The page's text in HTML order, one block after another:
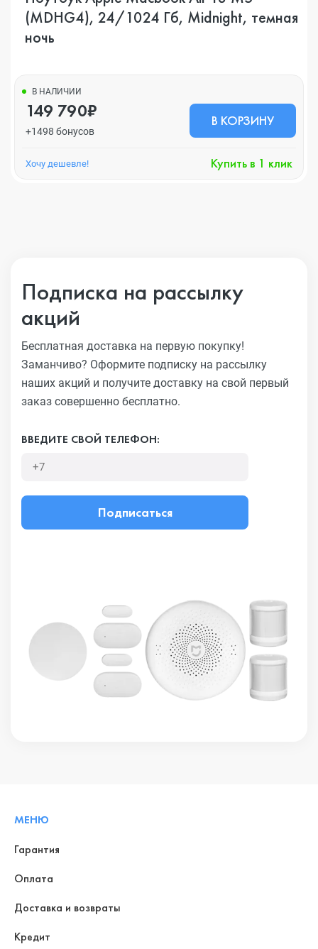
(MDHG4), 24/1024 Гб, Midnight, темная
ночь
В НАЛИЧИИ
149 790₽
+1498 бонусов
В КОРЗИНУ
Хочу дешевле! Купить в 1 клик
Подписка на рассылку
акций
Бесплатная доставка на первую покупку!
Заманчиво? Оформите подписку на рассылку
наших акций и получите доставку на свой первый
заказ совершенно бесплатно.
ВВЕДИТЕ СВОЙ ТЕЛЕФОН:
Подписаться
МЕНЮ
Гарантия
Оплата
Доставка и возвраты
Кредит